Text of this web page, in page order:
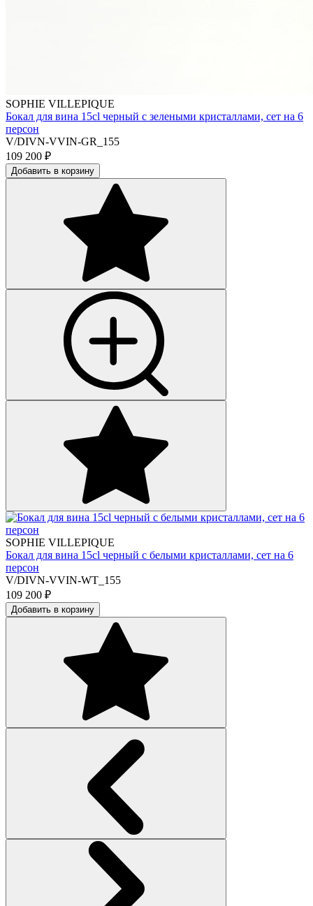
SOPHIE VILLEPIQUE
Бокал для вина 15cl черный с зелеными кристаллами, сет на 6
персон
V/DIVN-VVIN-GR_155
109 200 ₽
Добавить в корзину
SOPHIE VILLEPIQUE
Бокал для вина 15cl черный с белыми кристаллами, сет на 6
персон
V/DIVN-VVIN-WT_155
109 200 ₽
Добавить в корзину